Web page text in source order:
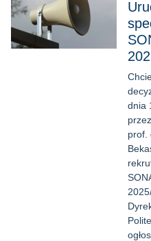
dnia
prof.